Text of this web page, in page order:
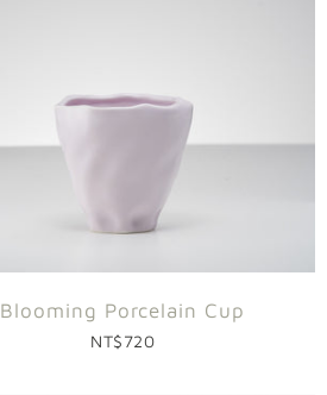
Blooming Porcelain Cup
NT$720